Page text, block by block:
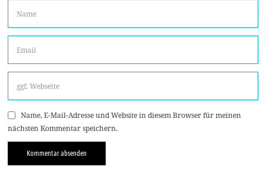
Name, E-Mail-Adresse und Website in diesem Browser für meinen
nächsten Kommentar speichern.